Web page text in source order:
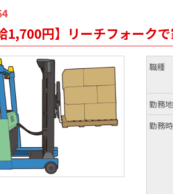
1,700円】リーチフォーク
職種
勤務地
勤務